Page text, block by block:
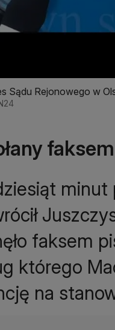
Sądu Rejonowego w
faksem
faksem
którego
na